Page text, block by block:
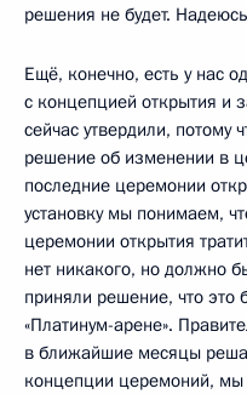
решения не будет.
Ещё, конечно, есть у нас
с концепцией открытия и
сейчас утвердили, потому
решение об изменении в
последние церемонии
установку мы понимаем,
церемонии открытия
нет никакого, но должно
приняли решение, что это
«Платинум-арене».
в ближайшие месяцы
концепции церемоний,